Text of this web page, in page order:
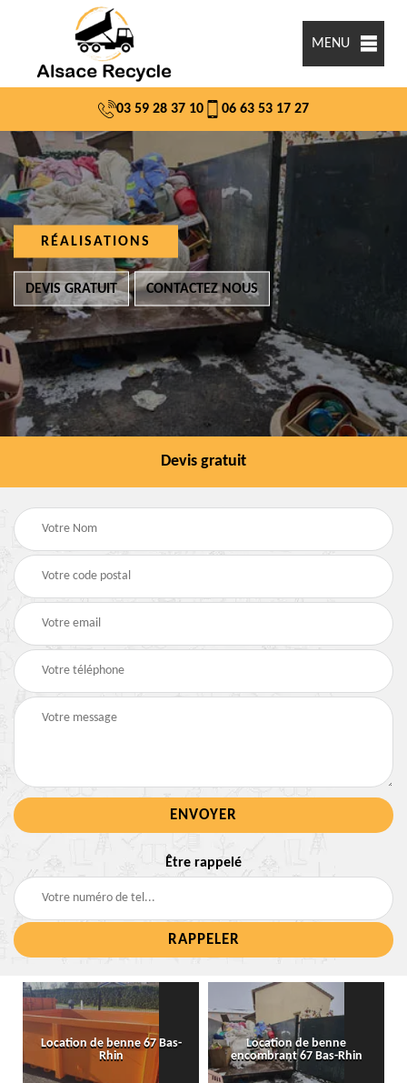
MENU
03 59 28 37 10 06 63 53 17 27
RÉALISATIONS
DEVIS GRATUIT CONTACTEZ NOUS
Devis gratuit
Être rappelé
Location de benne 67 Bas-
Rhin
Location de benne
encombrant 67 Bas-Rhin